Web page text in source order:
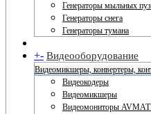
Генераторы мыльных
Генераторы снега
Генераторы тумана
+- Видеооборудование
Видеомикшеры, конвертеры,
Видеокодеры
Видеомикшеры
Видеомониторы